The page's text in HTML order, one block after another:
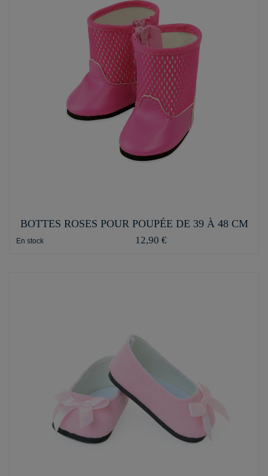
BOTTES ROSES POUR POUPÉE DE 39 À 48 CM
En stock 12,90 €